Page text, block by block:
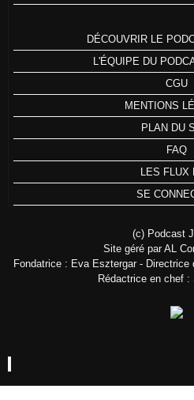
DÉCOUVRIR LE
L'ÉQUIPE DU
CGU
MENTIONS
PLAN DU
FAQ
LES FLUX
SE
(c) Podcast
Site géré par AL
Fondatrice : Eva Esztergar -
Rédactrice en chef :